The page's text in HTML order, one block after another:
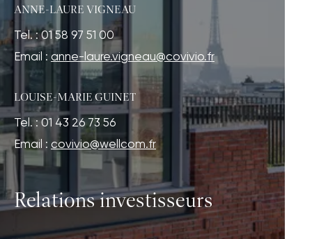
ANNE-LAURE VIGNEAU
Tel. : 01 58 97 51 00
Email : anne-laure.vigneau@covivio.fr
LOUISE-MARIE GUINET
Tel. : 01 43 26 73 56
Email : covivio@wellcom.fr
Relations investisseurs